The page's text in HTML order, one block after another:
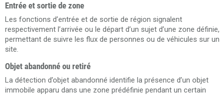
Entrée et sortie de zone
Les fonctions d’entrée et de sortie de région signalent
respectivement l’arrivée ou le départ d’un sujet d’une zone définie,
permettant de suivre les flux de personnes ou de véhicules sur un
site.
Objet abandonné ou retiré
La détection d’objet abandonné identifie la présence d’un objet
immobile apparu dans une zone prédéfinie pendant un certain